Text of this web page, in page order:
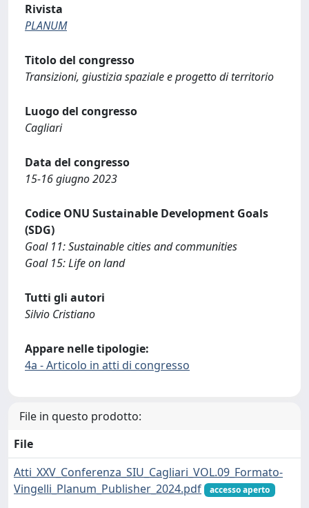
Rivista
PLANUM
Titolo del congresso
Transizioni, giustizia spaziale e progetto di territorio
Luogo del congresso
Cagliari
Data del congresso
15-16 giugno 2023
Codice ONU Sustainable Development Goals
(SDG)
Goal 11: Sustainable cities and communities
Goal 15: Life on land
Tutti gli autori
Silvio Cristiano
Appare nelle tipologie:
4a - Articolo in atti di congresso
File in questo prodotto:
File
Atti_XXV_Conferenza_SIU_Cagliari_VOL.09_Formato-
Vingelli_Planum_Publisher_2024.pdf
accesso aperto